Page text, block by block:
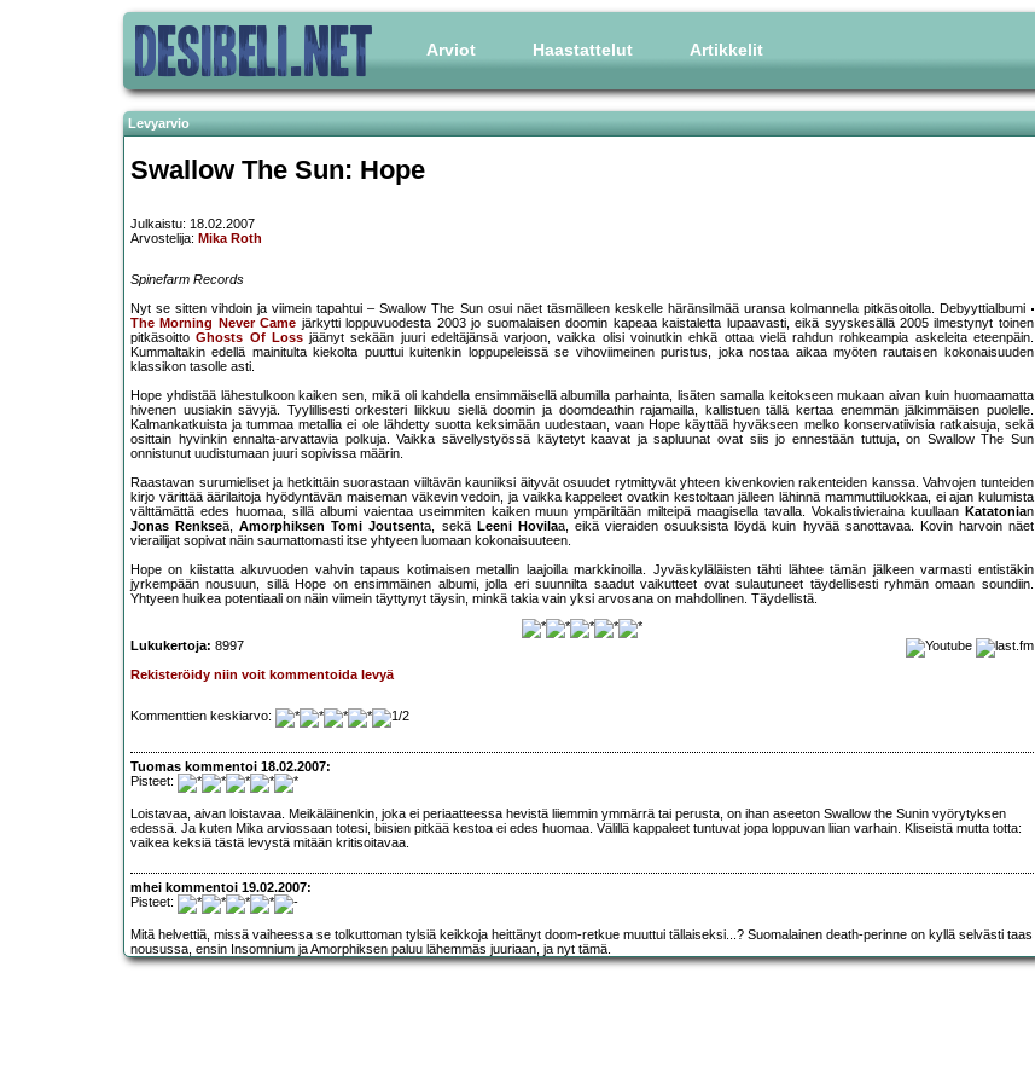
Arviot Haastattelut Artikkelit
Levyarvio
Swallow The Sun: Hope
Julkaistu: 18.02.2007
Arvostelija: Mika Roth
Spinefarm Records
Nyt se sitten vihdoin ja viimein tapahtui – Swallow The Sun osui näet täsmälleen keskelle häränsilmää uransa kolmannella pitkäsoitolla. Debyyttialbumi
The Morning Never Came järkytti loppuvuodesta 2003 jo suomalaisen doomin kapeaa kaistaletta lupaavasti, eikä syyskesällä 2005 ilmestynyt toinen
pitkäsoittoGhosts Of Lossjäänyt sekään juuri edeltäjänsä varjoon, vaikka olisi voinutkin ehkä ottaa vielä rahdun rohkeampia askeleita eteenpäin.
Kummaltakin edellä mainitulta kiekolta puuttui kuitenkin loppupeleissä se vihoviimeinen puristus, joka nostaa aikaa myöten rautaisen kokonaisuuden
klassikon tasolle asti.
Hope yhdistää lähestulkoon kaiken sen, mikä oli kahdella ensimmäisellä albumilla parhainta, lisäten samalla keitokseen mukaan aivan kuin huomaamatta
hivenen uusiakin sävyjä. Tyylillisesti orkesteri liikkuu siellä doomin ja doomdeathin rajamailla, kallistuen tällä kertaa enemmän jälkimmäisen puolelle.
Kalmankatkuista ja tummaa metallia ei ole lähdetty suotta keksimään uudestaan, vaan Hope käyttää hyväkseen melko konservatiivisia ratkaisuja, sekä
osittain hyvinkin ennalta-arvattavia polkuja. Vaikka sävellystyössä käytetyt kaavat ja sapluunat ovat siis jo ennestään tuttuja, on Swallow The Sun
onnistunut uudistumaan juuri sopivissa määrin.
Raastavan surumieliset ja hetkittäin suorastaan viiltävän kauniiksi äityvät osuudet rytmittyvät yhteen kivenkovien rakenteiden kanssa. Vahvojen tunteiden
kirjo värittää äärilaitoja hyödyntävän maiseman väkevin vedoin, ja vaikka kappeleet ovatkin kestoltaan jälleen lähinnä mammuttiluokkaa, ei ajan kulumista
välttämättä edes huomaa, sillä albumi vaientaa useimmiten kaiken muun ympäriltään milteipä maagisella tavalla. Vokalistivieraina kuullaan Katatonian
Jonas Renkseä,Amorphiksen Tomi Joutsenta, sekä Leeni Hovilaa, eikä vieraiden osuuksista löydä kuin hyvää sanottavaa. Kovin harvoin näet
vierailijat sopivat näin saumattomasti itse yhtyeen luomaan kokonaisuuteen.
Hope on kiistatta alkuvuoden vahvin tapaus kotimaisen metallin laajoilla markkinoilla. Jyväskyläläisten tähti lähtee tämän jälkeen varmasti entistäkin
jyrkempään nousuun, sillä Hope on ensimmäinen albumi, jolla eri suunnilta saadut vaikutteet ovat sulautuneet täydellisesti ryhmän omaan soundiin.
Yhtyeen huikea potentiaali on näin viimein täyttynyt täysin, minkä takia vain yksi arvosana on mahdollinen. Täydellistä.
Lukukertoja: 8997
Rekisteröidy niin voit kommentoida levyä
Kommenttien keskiarvo:
Tuomas kommentoi 18.02.2007:
Pisteet:
Loistavaa, aivan loistavaa. Meikäläinenkin, joka ei periaatteessa hevistä liiemmin ymmärrä tai perusta, on ihan aseeton Swallow the Sunin vyörytyksen
edessä. Ja kuten Mika arviossaan totesi, biisien pitkää kestoa ei edes huomaa. Välillä kappaleet tuntuvat jopa loppuvan liian varhain. Kliseistä mutta totta:
vaikea keksiä tästä levystä mitään kritisoitavaa.
mhei kommentoi 19.02.2007:
Pisteet:
Mitä helvettiä, missä vaiheessa se tolkuttoman tylsiä keikkoja heittänyt doom-retkue muuttui tällaiseksi...? Suomalainen death-perinne on kyllä selvästi taas
nousussa, ensin Insomnium ja Amorphiksen paluu lähemmäs juuriaan, ja nyt tämä.